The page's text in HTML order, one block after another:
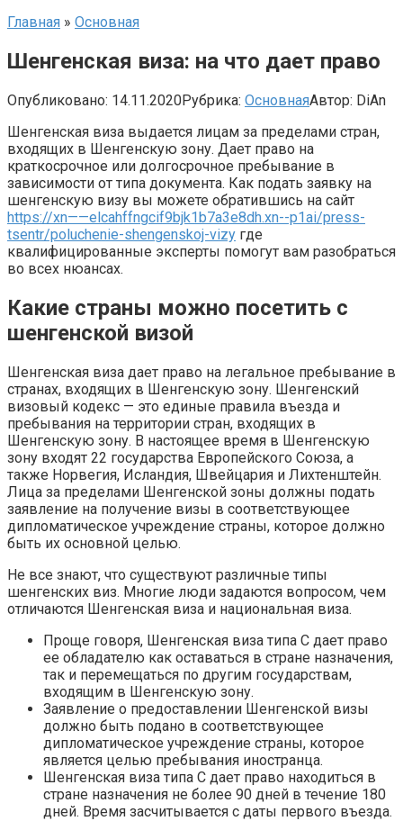
Главная » Основная
Шенгенская виза: на что дает право
Опубликовано: 14.11.2020Рубрика: ОсновнаяАвтор: DiAn
Шенгенская виза выдается лицам за пределами стран,
входящих в Шенгенскую зону. Дает право на
краткосрочное или долгосрочное пребывание в
зависимости от типа документа. Как подать заявку на
шенгенскую визу вы можете обратившись на сайт
https://xn——elcahffngcif9bjk1b7a3e8dh.xn--p1ai/press-
tsentr/poluchenie-shengenskoj-vizy где
квалифицированные эксперты помогут вам разобраться
во всех нюансах.
Какие страны можно посетить с
шенгенской визой
Шенгенская виза дает право на легальное пребывание в
странах, входящих в Шенгенскую зону. Шенгенский
визовый кодекс — это единые правила въезда и
пребывания на территории стран, входящих в
Шенгенскую зону. В настоящее время в Шенгенскую
зону входят 22 государства Европейского Союза, а
также Норвегия, Исландия, Швейцария и Лихтенштейн.
Лица за пределами Шенгенской зоны должны подать
заявление на получение визы в соответствующее
дипломатическое учреждение страны, которое должно
быть их основной целью.
Не все знают, что существуют различные типы
шенгенских виз. Многие люди задаются вопросом, чем
отличаются Шенгенская виза и национальная виза.
Проще говоря, Шенгенская виза типа C дает право
ее обладателю как оставаться в стране назначения,
так и перемещаться по другим государствам,
входящим в Шенгенскую зону.
Заявление о предоставлении Шенгенской визы
должно быть подано в соответствующее
дипломатическое учреждение страны, которое
является целью пребывания иностранца.
Шенгенская виза типа C дает право находиться в
стране назначения не более 90 дней в течение 180
дней. Время засчитывается с даты первого въезда.